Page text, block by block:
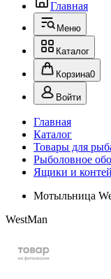
Главная
Меню
Каталог
Корзина0
Войти
Главная
Каталог
Товары для
Рыболовное
Ящики и
Мотыльница
WestMan